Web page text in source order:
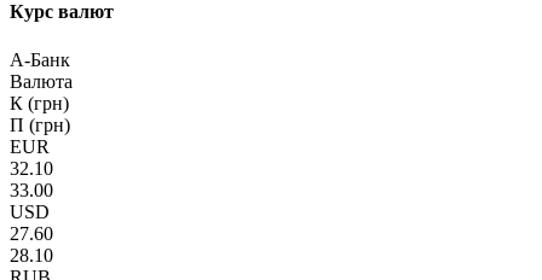
Курс валют
А-Банк
Валюта
К (грн)
П (грн)
EUR
32.10
33.00
USD
27.60
28.10